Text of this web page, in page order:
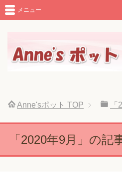
メニュー
Anne'sポット TOP
「2020年9月」の記